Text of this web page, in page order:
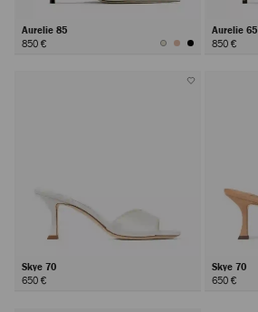
Aurelie 85
850 €
Aurelie 65
850 €
Skye 70
650 €
Skye 70
650 €